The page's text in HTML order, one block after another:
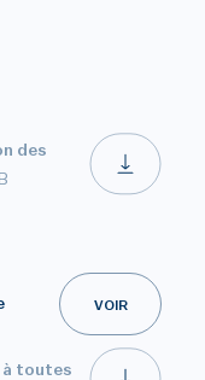
des
VOIR
à toutes